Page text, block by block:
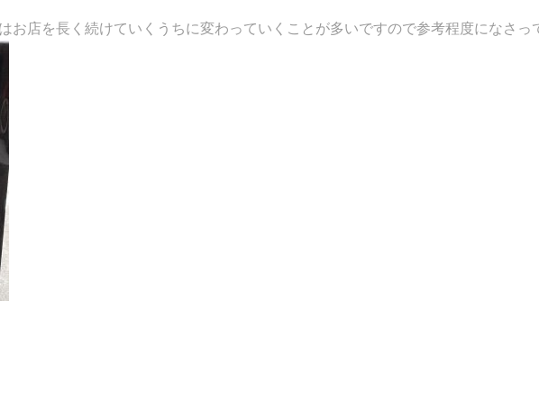
店を長く続けていくうちに変わっていくことが多いですので参考程度になさっ